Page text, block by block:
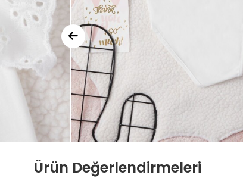
Ürün Değerlendirmeleri